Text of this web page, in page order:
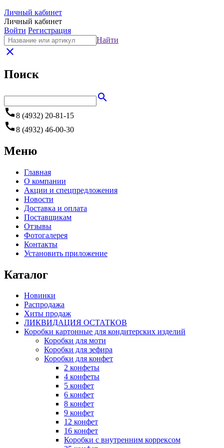
Личный кабинет
Личный кабинет
Войти Регистрация
Найти
close
Поиск
search
call8 (4932) 20-81-15
call8 (4932) 46-00-30
Меню
Главная
О компании
Акции и спецпредложения
Новости
Доставка и оплата
Поставщикам
Отзывы
Фотогалерея
Контакты
Установить приложение
Каталог
Новинки
Распродажа
Хиты продаж
ЛИКВИДАЦИЯ ОСТАТКОВ
Коробки картонные для кондитерских изделий
Коробки для моти
Коробки для зефира
Коробки для конфет
2 конфеты
4 конфеты
5 конфет
6 конфет
8 конфет
9 конфет
12 конфет
16 конфет
Коробки с внутренним коррексом